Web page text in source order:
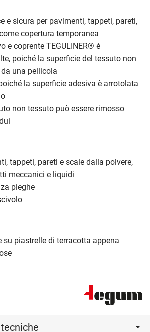
e sicura per pavimenti, tappeti, pareti,
copertura temporanea
e coprente TEGULINER® è
poiché la superficie del tessuto non
una pellicola
la superficie adesiva è arrotolata
non tessuto può essere rimosso
tappeti, pareti e scale dalla polvere,
meccanici e liquidi
pieghe
su piastrelle di terracotta appena